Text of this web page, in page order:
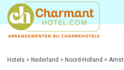
Hotels > Nederland > Noord-Holland >